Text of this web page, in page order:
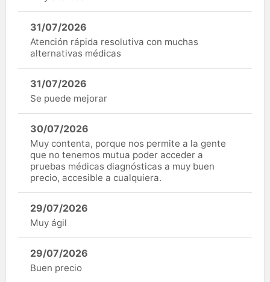
31/07/2026
Atención rápida resolutiva con muchas
alternativas médicas
31/07/2026
Se puede mejorar
30/07/2026
Muy contenta, porque nos permite a la gente
que no tenemos mutua poder acceder a
pruebas médicas diagnósticas a muy buen
precio, accesible a cualquiera.
29/07/2026
Muy ágil
29/07/2026
Buen precio